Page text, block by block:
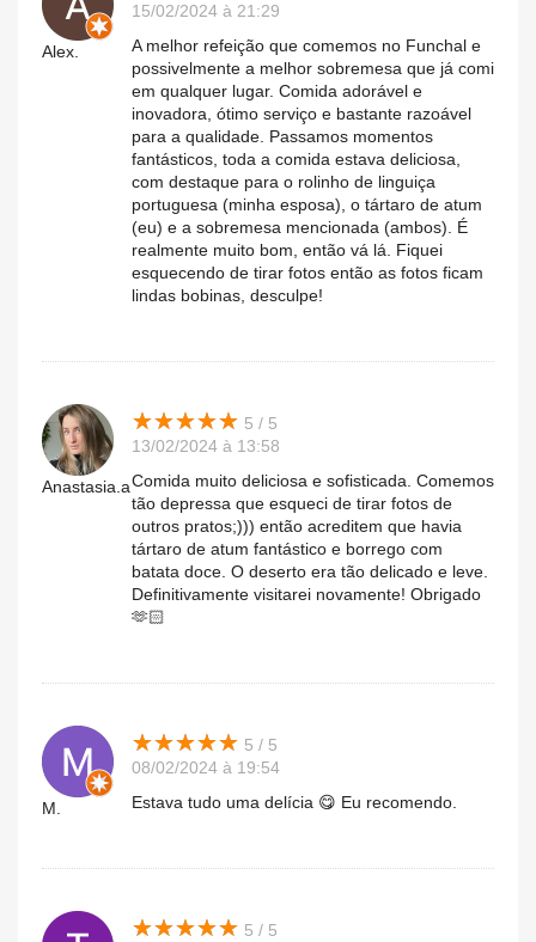
Alex.
15/02/2024 à 21:29
A melhor refeição que comemos no Funchal e
possivelmente a melhor sobremesa que já comi
em qualquer lugar. Comida adorável e
inovadora, ótimo serviço e bastante razoável
para a qualidade. Passamos momentos
fantásticos, toda a comida estava deliciosa,
com destaque para o rolinho de linguiça
portuguesa (minha esposa), o tártaro de atum
(eu) e a sobremesa mencionada (ambos). É
realmente muito bom, então vá lá. Fiquei
esquecendo de tirar fotos então as fotos ficam
lindas bobinas, desculpe!
Anastasia.a
★★★★★
★★★★★ 5 / 5
13/02/2024 à 13:58
Comida muito deliciosa e sofisticada. Comemos
tão depressa que esqueci de tirar fotos de
outros pratos;))) então acreditem que havia
tártaro de atum fantástico e borrego com
batata doce. O deserto era tão delicado e leve.
Definitivamente visitarei novamente! Obrigado
🫶🏻
M.
★★★★★
★★★★★ 5 / 5
08/02/2024 à 19:54
Estava tudo uma delícia 😋 Eu recomendo.
★★★★★
★★★★★ 5 / 5